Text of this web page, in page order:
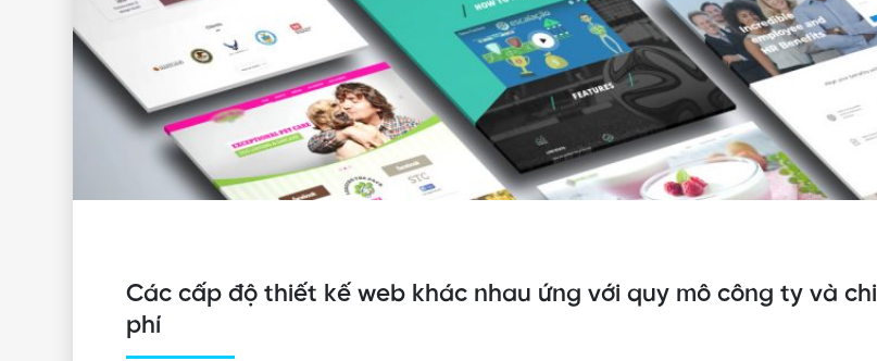
Các cấp độ thiết kế web khác nhau ứng với quy mô công ty và chi
phí